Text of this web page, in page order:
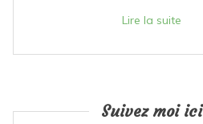
Lire la suite
Suivez moi ici